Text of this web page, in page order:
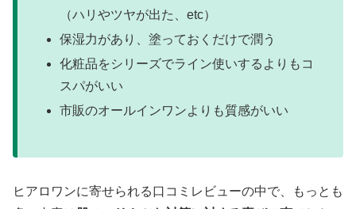
（ハリやツヤが出た、etc）
保湿力があり、塗っておくだけで潤う
化粧品をシリーズでライン使いするよりもコ
スパがいい
市販のオールインワンよりも質感がいい
ヒアロワンに寄せられる口コミレビューの中で、もっとも